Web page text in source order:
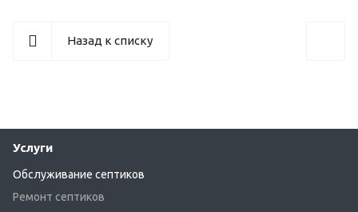
Назад к списку
Услуги
Обслуживание септиков
Ремонт септиков